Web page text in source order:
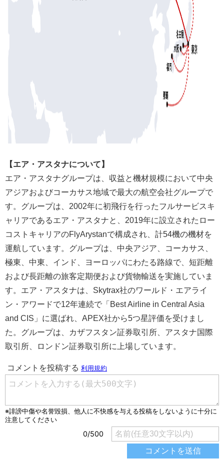
【エア・アスタナについて】
エア・アスタナグループは、収益と機材規模において中央
アジアおよびコーカサス地域で最大の航空会社グループで
す。グループは、2002年に初飛行を行ったフルサービスキ
ャリアであるエア・アスタナと、2019年に設立されたロー
コストキャリアのFlyArystanで構成され、計54機の機材を
運航しています。グループは、中央アジア、コーカサス、
極東、中東、インド、ヨーロッパにわたる路線で、短距離
および長距離の旅客定期便および貨物輸送を実施していま
す。エア・アスタナは、Skytrax社のワールド・エアライ
ン・アワードで12年連続で「Best Airline in Central Asia
and CIS」に選ばれ、APEX社から5つ星評価を受けまし
た。グループは、カザフスタン証券取引所、アスタナ国際
取引所、ロンドン証券取引所に上場しています。